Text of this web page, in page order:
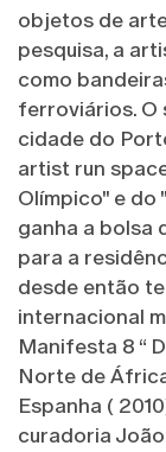
objetos de
pesquisa, a
como
ferroviários. O
cidade do
artist run
Olímpico" e do
ganha a bolsa
para a
desde então
internacional
Manifesta 8 “
Norte de
Espanha (
curadoria